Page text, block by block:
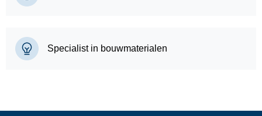
Specialist in bouwmaterialen